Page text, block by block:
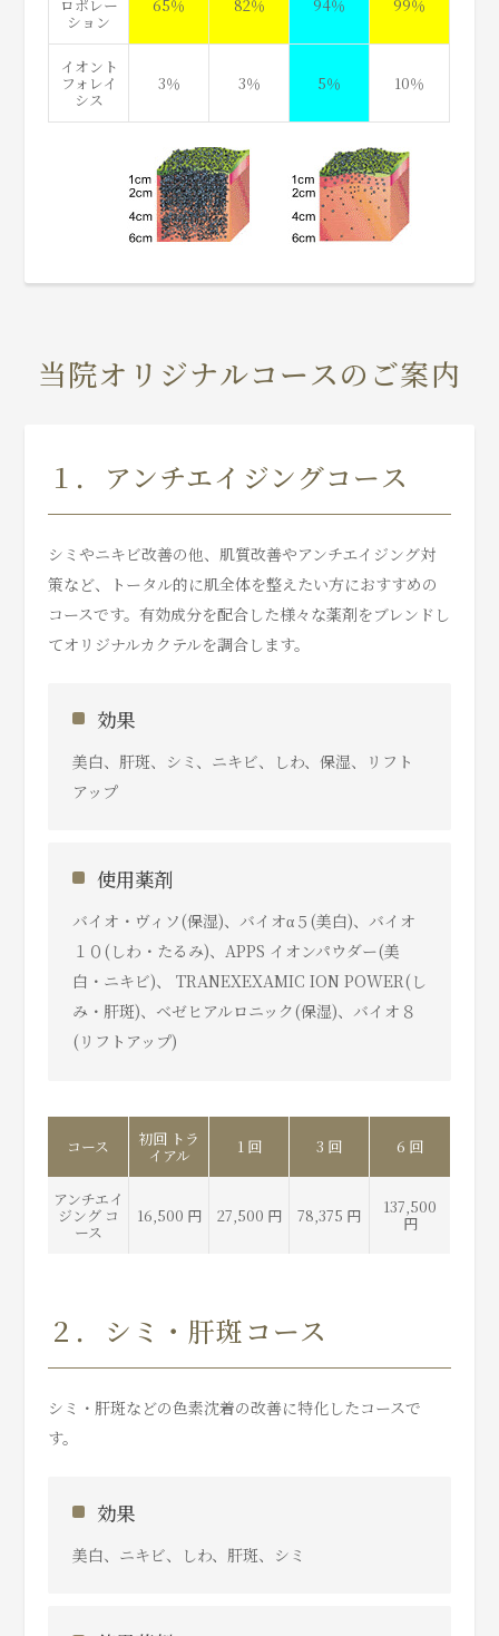
ロポレー
ション
65％ 82％ 94％ 99％
イオント
フォレイ
シス
3％ 3％ 5％ 10％
当院オリジナルコースのご案内
１．アンチエイジングコース
シミやニキビ改善の他、肌質改善やアンチエイジング対
策など、トータル的に肌全体を整えたい方におすすめの
コースです。有効成分を配合した様々な薬剤をブレンドし
てオリジナルカクテルを調合します。
効果
美白、肝斑、シミ、ニキビ、しわ、保湿、リフト
アップ
使用薬剤
バイオ・ヴィソ(保湿)、バイオα５(美白)、バイオ
１０(しわ・たるみ)、APPS イオンパウダー(美
白・ニキビ)、 TRANEXEXAMIC ION POWER(し
み・肝斑)、ベゼヒアルロニック(保湿)、バイオ８
(リフトアップ)
コース 初回 トラ
イアル 1 回 3 回 6 回
アンチエイ
ジング コ
ース
16,500 円 27,500 円 78,375 円 137,500
円
２．シミ・肝斑コース
シミ・肝斑などの色素沈着の改善に特化したコースで
す。
効果
美白、ニキビ、しわ、肝斑、シミ